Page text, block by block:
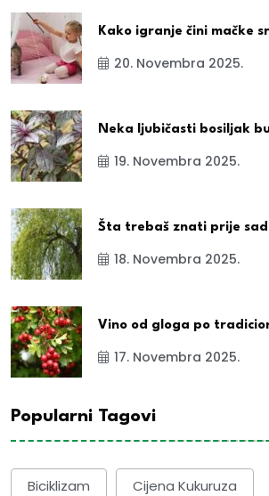
Kako igranje čini mačke
20. Novembra 2025.
Neka ljubičasti bosiljak
19. Novembra 2025.
Šta trebaš znati prije
18. Novembra 2025.
Vino od gloga po
17. Novembra 2025.
Popularni Tagovi
Biciklizam Cijena Kukuruza